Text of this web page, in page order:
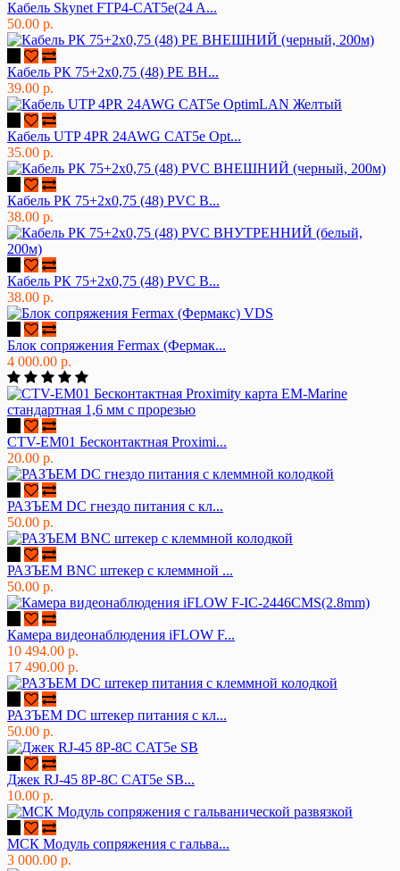
Кабель Skynet FTP4-CAT5e(24 A...
50.00 р.
Кабель РК 75+2х0,75 (48) PE ВН...
39.00 р.
Кабель UTP 4PR 24AWG CAT5e Opt...
35.00 р.
Кабель РК 75+2х0,75 (48) PVC В...
38.00 р.
Кабель РК 75+2х0,75 (48) PVC В...
38.00 р.
Блок сопряжения Fermax (Фермак...
4 000.00 р.
CTV-EM01 Бесконтактная Proximi...
20.00 р.
РАЗЪЕМ DC гнездо питания с кл...
50.00 р.
РАЗЪЕМ BNC штекер с клеммной ...
50.00 р.
Камера видеонаблюдения iFLOW F...
10 494.00 р.
17 490.00 р.
РАЗЪЕМ DC штекер питания с кл...
50.00 р.
Джек RJ-45 8P-8C CAT5e SB...
10.00 р.
МСК Модуль сопряжения с гальва...
3 000.00 р.